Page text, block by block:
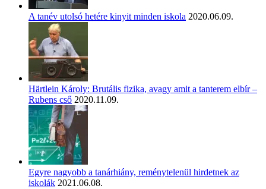
A tanév utolsó hetére kinyit minden iskola 2020.06.09.
Härtlein Károly: Brutális fizika, avagy amit a tanterem elbír –
Rubens cső 2020.11.09.
Egyre nagyobb a tanárhiány, reménytelenül hirdetnek az
iskolák 2021.06.08.